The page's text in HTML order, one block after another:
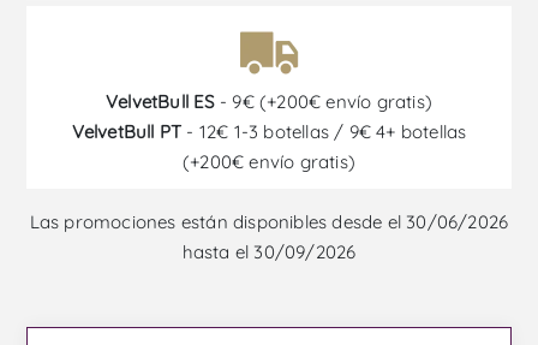
VelvetBull ES- 9€ (+200€ envío gratis)
VelvetBull PT - 12€ 1-3 botellas / 9€ 4+ botellas
(+200€ envío gratis)
Las promociones están disponibles desde el 30/06/2026
hasta el 30/09/2026